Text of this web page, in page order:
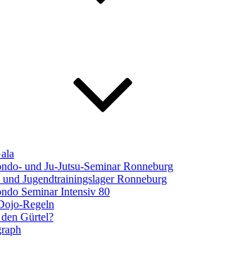
und Ju-Jutsu-Seminar Ronneburg
Jugendtrainingslager Ronneburg
Seminar Intensiv 80
Regeln
Gürtel?